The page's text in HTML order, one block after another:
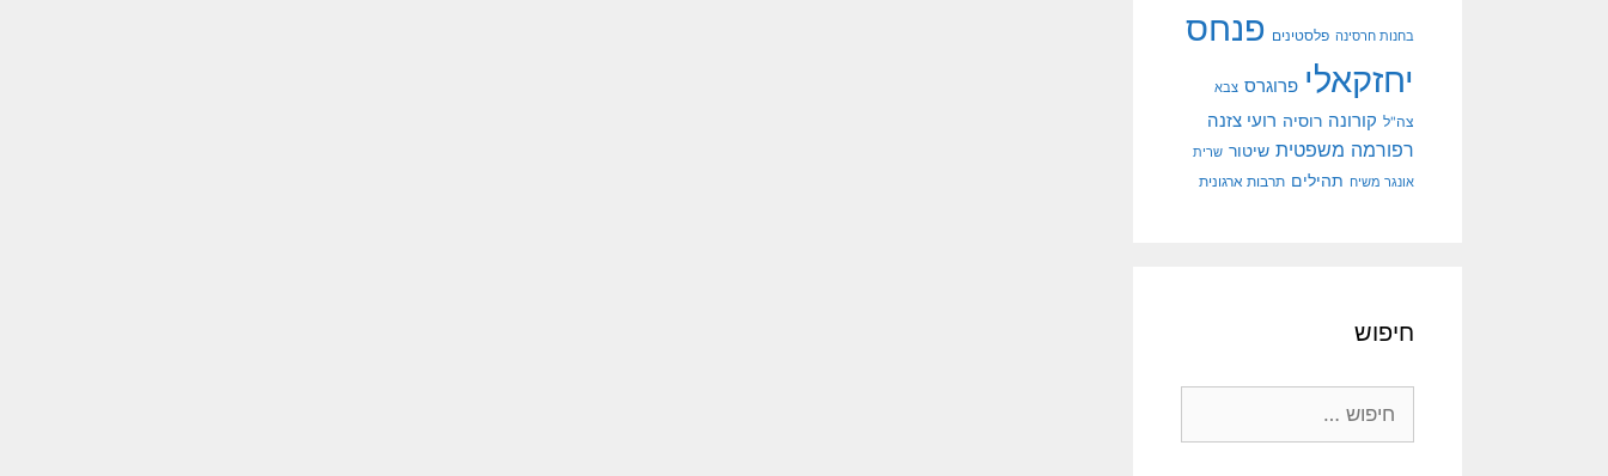
בחנות חרסינה פלסטינים פנחס
יחזקאלי פרוגרס צבא
צה"ל קורונה רוסיה רועי צזנה
רפורמה משפטית שיטור שרית
אונגר משיח תהילים תרבות ארגונית
חיפוש